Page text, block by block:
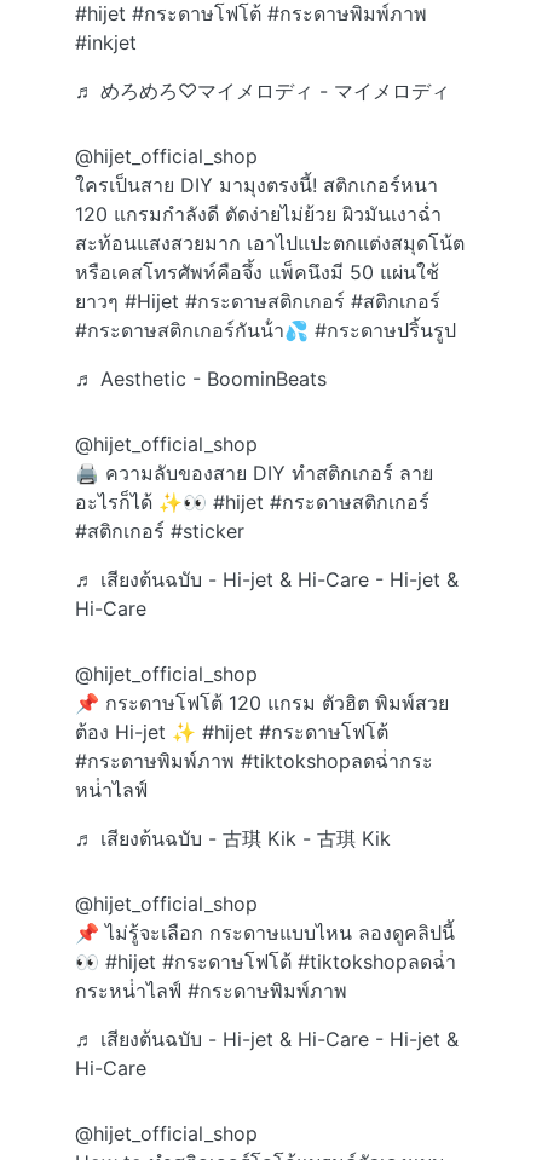
#hijet #กระดาษโฟโต้ #กระดาษพิมพ์ภาพ
#inkjet
♬ めろめろ♡マイメロディ - マイメロディ
@hijet_official_shop
ใครเป็นสาย DIY มามุงตรงนี้! สติกเกอร์หนา
120 แกรมกำลังดี ตัดง่ายไม่ย้วย ผิวมันเงาฉ่ำ
สะท้อนแสงสวยมาก เอาไปแปะตกแต่งสมุดโน้ต
หรือเคสโทรศัพท์คือจึ้ง แพ็คนึงมี 50 แผ่นใช้
ยาวๆ #Hijet #กระดาษสติกเกอร์ #สติกเกอร์
#กระดาษสติกเกอร์กันน้ํา💦 #กระดาษปริ้นรูป
♬ Aesthetic - BoominBeats
@hijet_official_shop
🖨️ ความลับของสาย DIY ทำสติกเกอร์ ลาย
อะไรก็ได้ ✨👀 #hijet #กระดาษสติกเกอร์
#สติกเกอร์ #sticker
♬ เสียงต้นฉบับ - Hi-jet & Hi-Care - Hi-jet &
Hi-Care
@hijet_official_shop
📌 กระดาษโฟโต้ 120 แกรม ตัวฮิต พิมพ์สวย
ต้อง Hi-jet ✨ #hijet #กระดาษโฟโต้
#กระดาษพิมพ์ภาพ #tiktokshopลดฉ่ํากระ
หน่ําไลฟ์
♬ เสียงต้นฉบับ - 古琪 Kik - 古琪 Kik
@hijet_official_shop
📌 ไม่รู้จะเลือก กระดาษแบบไหน ลองดูคลิปนี้
👀 #hijet #กระดาษโฟโต้ #tiktokshopลดฉ่ํา
กระหน่ําไลฟ์ #กระดาษพิมพ์ภาพ
♬ เสียงต้นฉบับ - Hi-jet & Hi-Care - Hi-jet &
Hi-Care
@hijet_official_shop